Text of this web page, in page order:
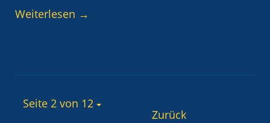
Weiterlesen →
Seite 2 von 12
Zurück